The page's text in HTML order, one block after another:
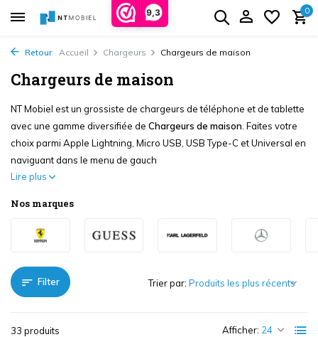
9,3 0
Retour Accueil Chargeurs Chargeurs de maison
Chargeurs de maison
NT Mobiel est un grossiste de chargeurs de téléphone et de tablette
avec une gamme diversifiée de Chargeurs de maison . Faites votre
choix parmi Apple Lightning, Micro USB, USB Type-C et Universal en
naviguant dans le menu de gauch
Lire plus
Nos marques
Filter
33 produits Afficher:
Trier par: